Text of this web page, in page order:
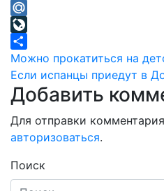
Odnoklassniki
Mail.Ru
LiveJournal
Отправить
Навигация
по
записям
Можно прокатиться на
Если испанцы приедут в
Добавить
Для отправки
авторизоваться.
Поиск